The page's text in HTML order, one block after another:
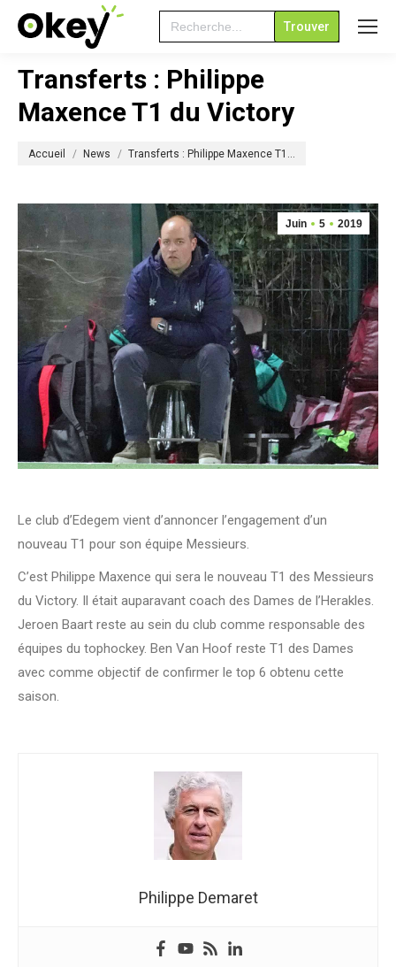
Search
for:
Transferts : Philippe
Maxence T1 du Victory
Accueil News Transferts : Philippe Maxence T1…
Juin 5 2019
Le club d’Edegem vient d’annoncer l’engagement d’un
nouveau T1 pour son équipe Messieurs.
C’est Philippe Maxence qui sera le nouveau T1 des Messieurs
du Victory. Il était auparavant coach des Dames de l’Herakles.
Jeroen Baart reste au sein du club comme responsable des
équipes du tophockey. Ben Van Hoof reste T1 des Dames
avec comme objectif de confirmer le top 6 obtenu cette
saison.
Philippe Demaret